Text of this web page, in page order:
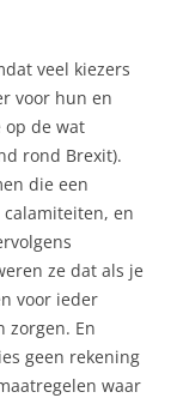
veel kiezers
voor hun en
op de wat
rond Brexit).
die een
en
ze dat als je
voor ieder
zorgen. En
geen rekening
waar